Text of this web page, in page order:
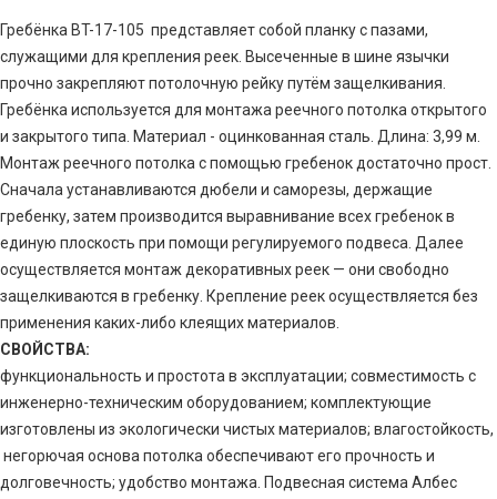
Гребёнка BT-17-105 представляет собой планку с пазами,
служащими для крепления реек. Высеченные в шине язычки
прочно закрепляют потолочную рейку путём защелкивания.
Гребёнка используется для монтажа реечного потолка открытого
и закрытого типа. Материал - оцинкованная сталь. Длина: 3,99 м.
Монтаж реечного потолка с помощью гребенок достаточно прост.
Сначала устанавливаются дюбели и саморезы, держащие
гребенку, затем производится выравнивание всех гребенок в
единую плоскость при помощи регулируемого подвеса. Далее
осуществляется монтаж декоративных реек — они свободно
защелкиваются в гребенку. Крепление реек осуществляется без
применения каких-либо клеящих материалов.
СВОЙСТВА:
функциональность и простота в эксплуатации; совместимость с
инженерно-техническим оборудованием; комплектующие
изготовлены из экологически чистых материалов; влагостойкость,
негорючая основа потолка обеспечивают его прочность и
долговечность; удобство монтажа. Подвесная система Албес